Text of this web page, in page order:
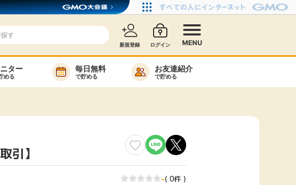
新規登録 ログイン MENU
イ活の使い方
特集一覧
ヘルプセンター
ター
める
毎日無料
で貯める
お友達紹介
で貯める
カテゴリーから検索
引】
-( 0件 )